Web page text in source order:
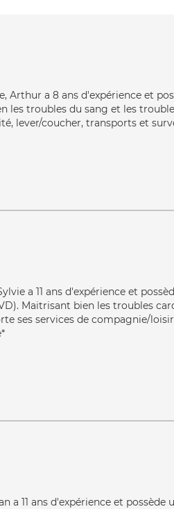
Arthur a 8 ans d'expérience et
les troubles du sang et les
lever/coucher, transports et
a 11 ans d'expérience et
Maitrisant bien les troubles
ses services de compagnie/
a 11 ans d'expérience et possède